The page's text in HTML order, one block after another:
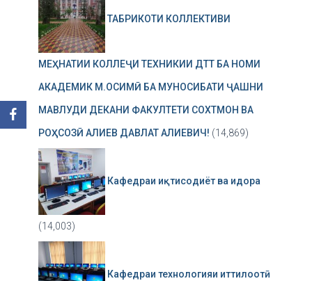
ТАБРИКОТИ КОЛЛЕКТИВИ
МЕҲНАТИИ КОЛЛЕҶИ ТЕХНИКИИ ДТТ БА НОМИ
АКАДЕМИК М.ОСИМӢ БА МУНОСИБАТИ ҶАШНИ
МАВЛУДИ ДЕКАНИ ФАКУЛТЕТИ СОХТМОН ВА
РОҲСОЗӢ АЛИЕВ ДАВЛАТ АЛИЕВИЧ! (14,869)
Кафедраи иқтисодиёт ва идора
(14,003)
Кафедраи технологияи иттилоотӣ